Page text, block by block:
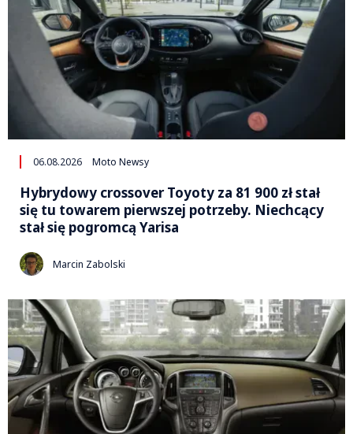
06.08.2026 Moto Newsy
Hybrydowy crossover Toyoty za 81 900 zł stał
się tu towarem pierwszej potrzeby. Niechcący
stał się pogromcą Yarisa
Marcin Zabolski